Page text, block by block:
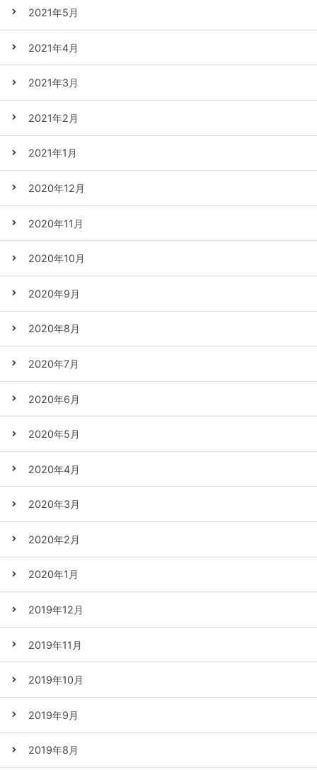
2021年5月
2021年4月
2021年3月
2021年2月
2021年1月
2020年12月
2020年11月
2020年10月
2020年9月
2020年8月
2020年7月
2020年6月
2020年5月
2020年4月
2020年3月
2020年2月
2020年1月
2019年12月
2019年11月
2019年10月
2019年9月
2019年8月